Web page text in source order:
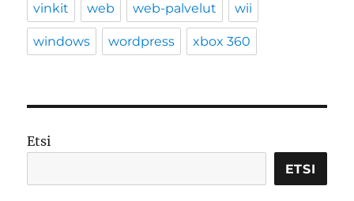
vinkit web web-palvelut wii
windows wordpress xbox 360
Etsi
ETSI